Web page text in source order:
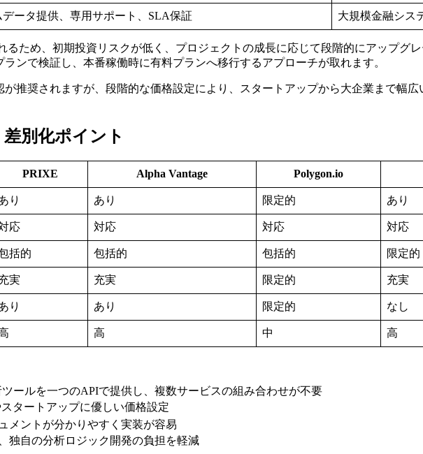
データ提供、専用サポート、SLA保証 大規模金融シス
るため、初期投資リスクが低く、プロジェクトの成長に応じて段階的にアップグ
ンで検証し、本番稼働時に有料プランへ移行するアプローチが取れます。
推奨されますが、段階的な価格設定により、スタートアップから大企業まで幅
別化ポイント
PRIXE Alpha Vantage Polygon.io
り あり 限定的 あり
応 対応 対応 対応
括的 包括的 包括的 限定的
実 充実 限定的 充実
り あり 限定的 なし
高 中 高
ールを一つのAPIで提供し、複数サービスの組み合わせが不要
タートアップに優しい価格設定
メントが分かりやすく実装が容易
独自の分析ロジック開発の負担を軽減